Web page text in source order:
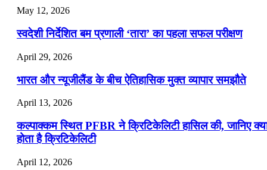
May 12, 2026
स्वदेशी निर्देशित बम प्रणाली ‘तारा’ का पहला सफल परीक्षण
April 29, 2026
भारत और न्यूजीलैंड के बीच ऐतिहासिक मुक्त व्यापार समझौते
April 13, 2026
कल्पाक्कम स्थित PFBR ने क्रिटिकेलिटी हासिल की, जानिए
होता है क्रिटिकेलिटी
April 12, 2026